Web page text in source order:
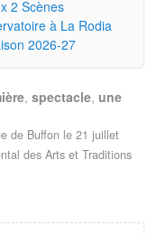
2 Scènes
à La Rodia
2026-27
, spectacle, une
de Buffon le 21 juillet
des Arts et Traditions